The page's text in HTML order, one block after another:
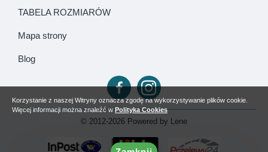
TABELA ROZMIARÓW
Mapa strony
Blog
© 2012-2026 Powered by Lene
Korzystanie z naszej Witryny oznacza zgodę na wykorzystywanie plików cookie.
Więcej informacji można znaleźć wPolityka Cookies